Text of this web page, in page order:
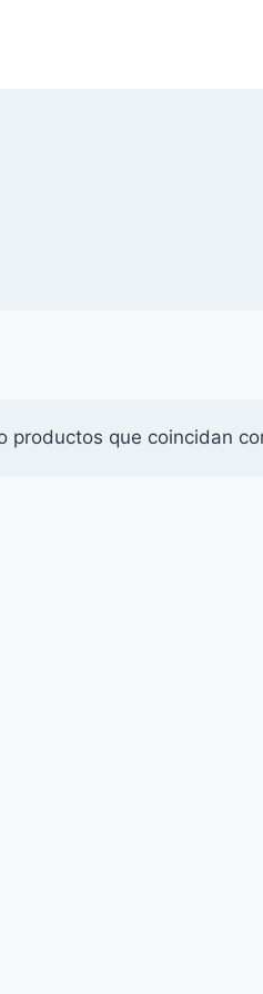
productos que coincidan